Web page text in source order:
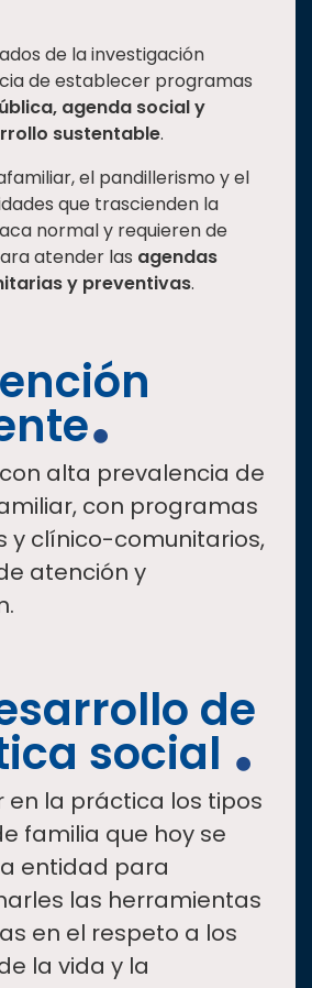
de la investigación
de establecer programas
agenda social y
sustentable.
el pandillerismo y el
que trascienden la
normal y requieren de
atender las agendas
y preventivas.
alta prevalencia de
con programas
y clínico-comunitarios,
atención y
de
social
en la práctica los tipos
familia que hoy se
entidad para
las herramientas
en el respeto a los
la vida y la